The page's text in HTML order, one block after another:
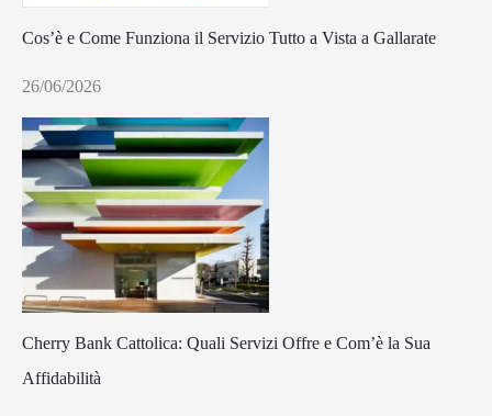
Cos’è e Come Funziona il Servizio Tutto a Vista a Gallarate
26/06/2026
Cherry Bank Cattolica: Quali Servizi Offre e Com’è la Sua
Affidabilità